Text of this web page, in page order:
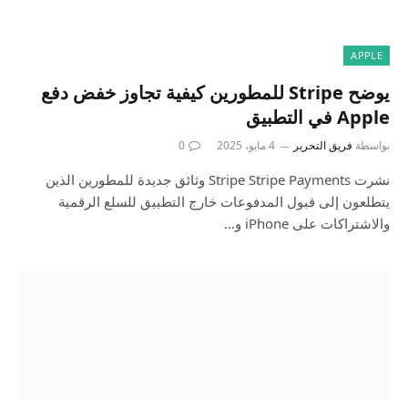
APPLE
يوضح Stripe للمطورين كيفية تجاوز خفض دفع
Apple في التطبيق
بواسطة فريق التحرير 4 مايو، 2025 0
نشرت Stripe Stripe Payments وثائق جديدة للمطورين الذين
يتطلعون إلى قبول المدفوعات خارج التطبيق للسلع الرقمية
والاشتراكات على iPhone و…